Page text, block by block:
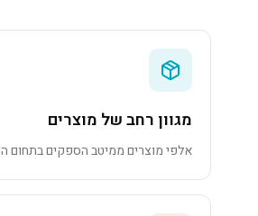
מגוון רחב של מוצרים
אלפי מוצרים ממיטב הספקים בתחום